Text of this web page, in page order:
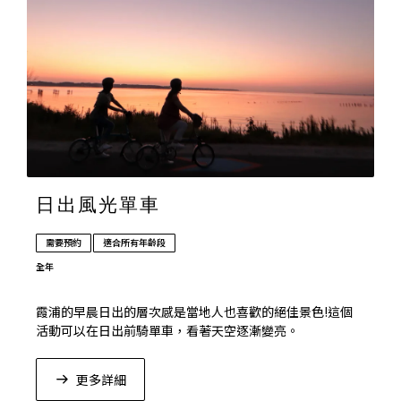
日出風光單車
需要預約
適合所有年齡段
全年
霞浦的早晨日出的層次感是當地人也喜歡的絕佳景色!這個
活動可以在日出前騎單車，看著天空逐漸變亮。
更多詳細